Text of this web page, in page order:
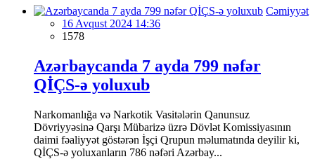
Cəmiyyət
16 Avqust 2024 14:36
1578
Azərbaycanda 7 ayda 799 nəfər
QİÇS-ə yoluxub
Narkomanlığa və Narkotik Vasitələrin Qanunsuz
Dövriyyəsinə Qarşı Mübarizə üzrə Dövlət Komissiyasının
daimi fəaliyyət göstərən İşçi Qrupun məlumatında deyilir ki,
QİÇS-ə yoluxanların 786 nəfəri Azərbay...